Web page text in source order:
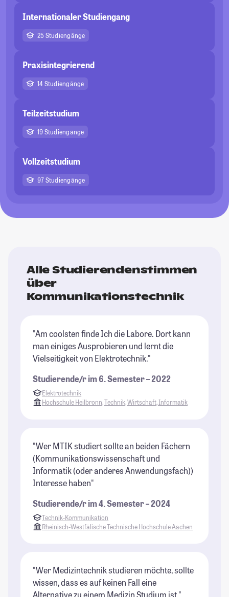
Internationaler Studiengang
25 Studiengänge
Praxisintegrierend
14 Studiengänge
Teilzeitstudium
19 Studiengänge
Vollzeitstudium
97 Studiengänge
Alle Studierendenstimmen
über
Kommunikationstechnik
"Am coolsten finde Ich die Labore. Dort kann
man einiges Ausprobieren und lernt die
Vielseitigkeit von Elektrotechnik."
Studierende/r im 6. Semester – 2022
Elektrotechnik
Hochschule Heilbronn, Technik, Wirtschaft, Informatik
"Wer MTIK studiert sollte an beiden Fächern
(Kommunikationswissenschaft und
Informatik (oder anderes Anwendungsfach))
Interesse haben"
Studierende/r im 4. Semester – 2024
Technik-Kommunikation
Rheinisch-Westfälische Technische Hochschule Aachen
"Wer Medizintechnik studieren möchte, sollte
wissen, dass es auf keinen Fall eine
Alternative zu einem Medizin Studium ist."